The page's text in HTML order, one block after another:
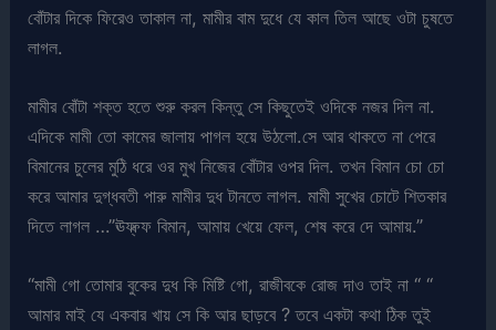
বোঁটার দিকে ফিরেও তাকাল না, মামীর বাম দুধে যে কাল তিল আছে ওটা চুষতে
লাগল.
মামীর বোঁটা শক্ত হতে শুরু করল কিন্তু সে কিছুতেই ওদিকে নজর দিল না.
এদিকে মামী তো কামের জালায় পাগল হয়ে উঠলো.সে আর থাকতে না পেরে
বিমানের চুলের মুঠি ধরে ওর মুখ নিজের বোঁটার ওপর দিল. তখন বিমান চো চো
করে আমার দুগ্ধবতী পারু মামীর দুধ টানতে লাগল. মামী সুখের চোটে শিতকার
দিতে লাগল …”ঊফ্ফ্ফ বিমান, আমায় খেয়ে ফেল, শেষ করে দে আমায়.”
“মামী গো তোমার বুকের দুধ কি মিষ্টি গো, রাজীবকে রোজ দাও তাই না “ “
আমার মাই যে একবার খায় সে কি আর ছাড়বে ? তবে একটা কথা ঠিক তুই